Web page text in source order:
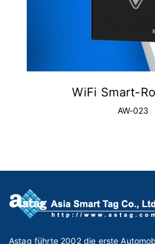
WiFi Smart-
AW-023
Astag führte 2002 die erste